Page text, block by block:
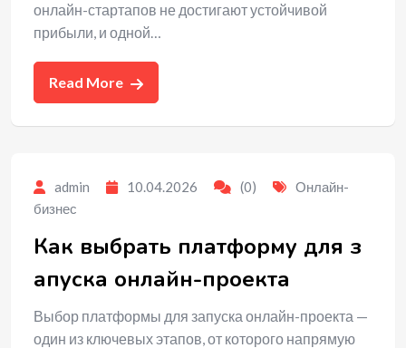
онлайн-стартапов не достигают устойчивой
прибыли, и одной…
Read More
admin 10.04.2026 (0)
Онлайн-
бизнес
Как выбрать платформу для з
апуска онлайн-проекта
Выбор платформы для запуска онлайн-проекта —
один из ключевых этапов, от которого напрямую